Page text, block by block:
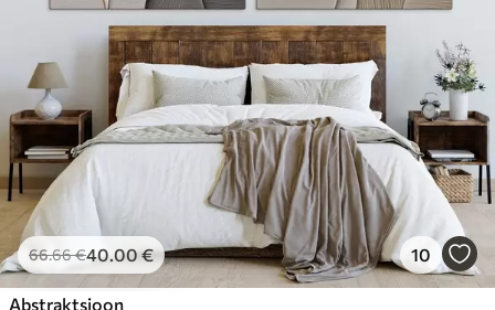
66.66€40.00€ 10
Abstraktsioon